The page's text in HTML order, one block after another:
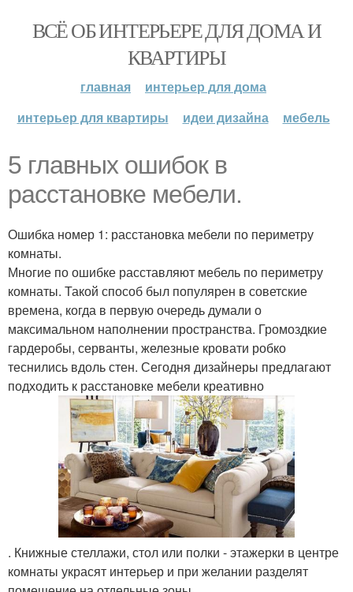
ВСЁ ОБ ИНТЕРЬЕРЕ ДЛЯ ДОМА И
КВАРТИРЫ
главная
интерьер для дома
интерьер для квартиры
идеи дизайна мебель
5 главных ошибок в
расстановке мебели.
Ошибка номер 1: расстановка мебели по периметру
комнаты.
Многие по ошибке расставляют мебель по периметру
комнаты. Такой способ был популярен в советские
времена, когда в первую очередь думали о
максимальном наполнении пространства. Громоздкие
гардеробы, серванты, железные кровати робко
теснились вдоль стен. Сегодня дизайнеры предлагают
подходить к расстановке мебели креативно
. Книжные стеллажи, стол или полки - этажерки в центре
комнаты украсят интерьер и при желании разделят